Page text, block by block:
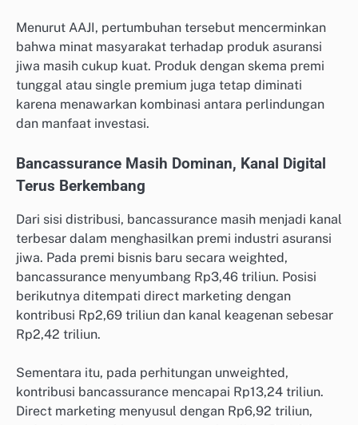
Menurut AAJI, pertumbuhan tersebut mencerminkan
bahwa minat masyarakat terhadap produk asuransi
jiwa masih cukup kuat. Produk dengan skema premi
tunggal atau single premium juga tetap diminati
karena menawarkan kombinasi antara perlindungan
dan manfaat investasi.
Bancassurance Masih Dominan, Kanal Digital
Terus Berkembang
Dari sisi distribusi, bancassurance masih menjadi kanal
terbesar dalam menghasilkan premi industri asuransi
jiwa. Pada premi bisnis baru secara weighted,
bancassurance menyumbang Rp3,46 triliun. Posisi
berikutnya ditempati direct marketing dengan
kontribusi Rp2,69 triliun dan kanal keagenan sebesar
Rp2,42 triliun.
Sementara itu, pada perhitungan unweighted,
kontribusi bancassurance mencapai Rp13,24 triliun.
Direct marketing menyusul dengan Rp6,92 triliun,